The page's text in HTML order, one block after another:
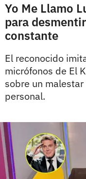
Yo Me Llamo
para
constante
El reconocido
micrófonos de El
sobre un
personal.